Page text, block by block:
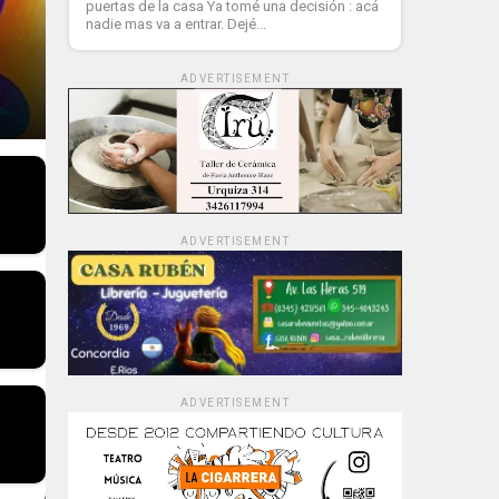
puertas de la casa Ya tomé una decisión : acá
nadie mas va a entrar. Dejé...
ADVERTISEMENT
ADVERTISEMENT
ADVERTISEMENT